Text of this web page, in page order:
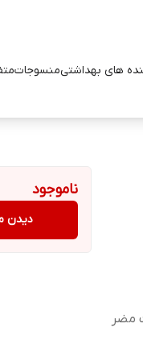
های بهداشتیمنسوجات
مضر
ناموجود
دیدن